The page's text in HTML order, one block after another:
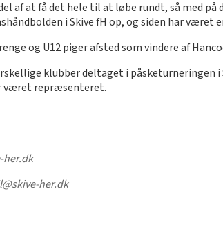
af at få det hele til at løbe rundt, så med
i Skive fH op, og siden har været
og U12 piger afsted som vindere af
klubber deltaget i påsketurneringen
været repræsenteret.
her.dk
her.dk